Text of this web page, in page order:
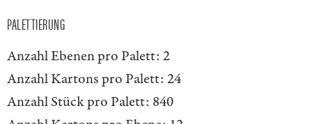
PALETTIERUNG
Anzahl Ebenen pro Palett: 2
Anzahl Kartons pro Palett: 24
Anzahl Stück pro Palett: 840